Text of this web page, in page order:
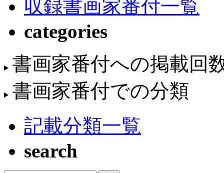
収録書画家番付一覧
categories
書画家番付への掲載回
書画家番付での分類
記載分類一覧
search